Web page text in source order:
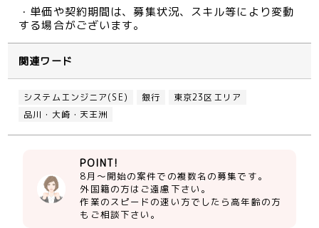
・単価や契約期間は、募集状況、スキル等により変動
する場合がございます。
関連ワード
システムエンジニア(SE) 銀行
東京23区エリア
品川・大崎・天王洲
POINT!
8月～開始の案件での複数名の募集です。
外国籍の方はご遠慮下さい。
作業のスピードの速い方でしたら高年齢の方
もご相談下さい。